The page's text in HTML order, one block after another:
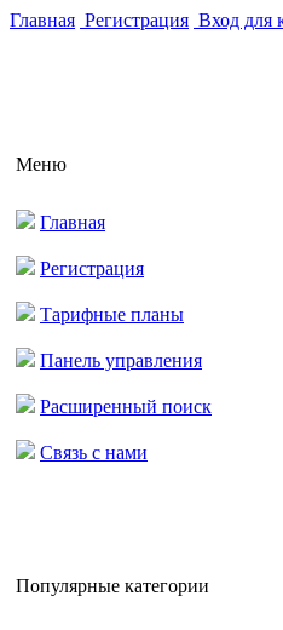
Главная Регистрация Вход для
Меню
Главная
Регистрация
Тарифные планы
Панель управления
Расширенный поиск
Связь с нами
Популярные категории